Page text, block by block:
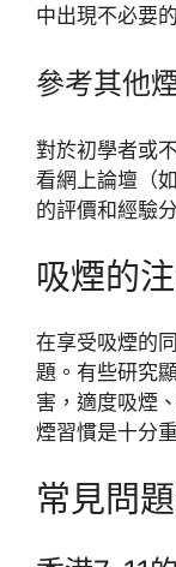
中出現不必要
參考其他
對於初學者或
看網上論壇（
的評價和經驗
吸煙的
在享受吸煙的
題。有些研究
害，適度吸煙
煙習慣是十分
常見問